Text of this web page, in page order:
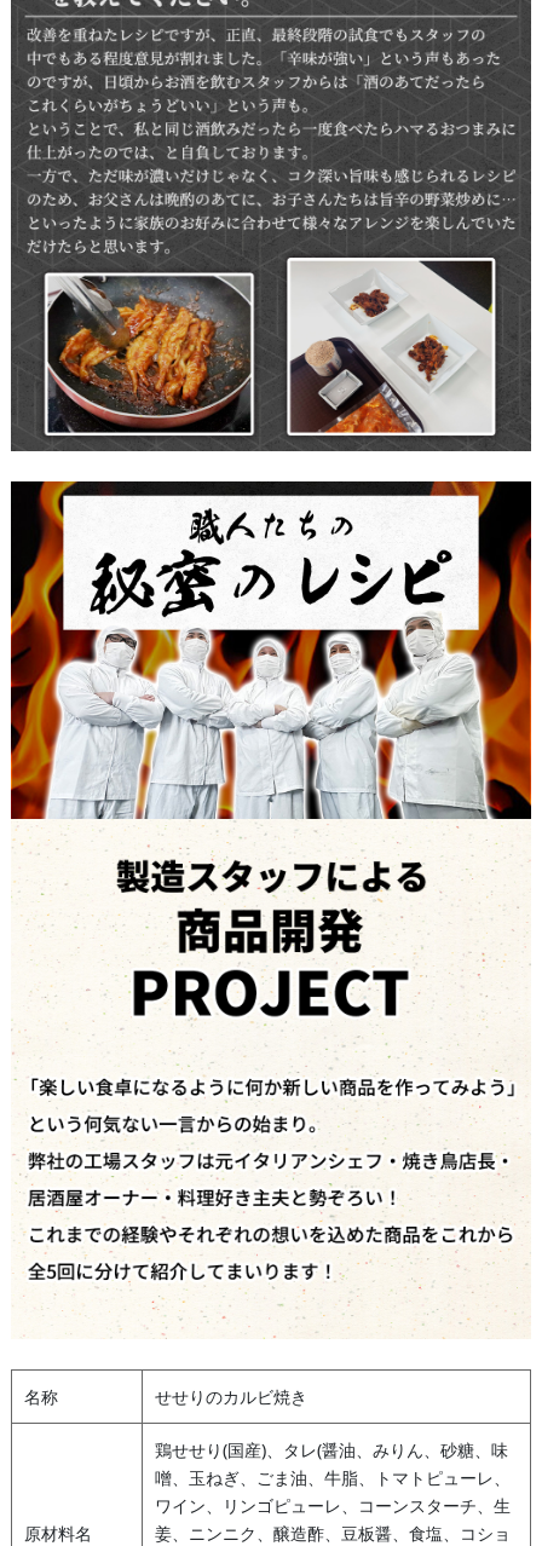
名称 せせりのカルビ焼き
原材料名
鶏せせり(国産)、タレ(醤油、みりん、砂糖、味
噌、玉ねぎ、ごま油、牛脂、トマトピューレ、
ワイン、リンゴピューレ、コーンスターチ、生
姜、ニンニク、醸造酢、豆板醤、食塩、コショ